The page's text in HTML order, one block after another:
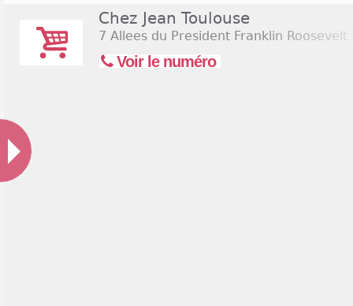
Chez Jean Toulouse
7 Allees du President Franklin Roosevelt
Voir le numéro